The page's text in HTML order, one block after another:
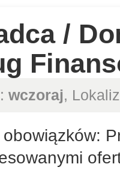
/
wczoraj,